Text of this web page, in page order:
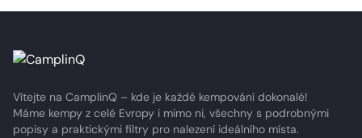
Vítejte na CamplinQ – kde je každé kempování dokonalé!
Máme kempy z celé Evropy i mimo ni, všechny s podrobnými
popisy a praktickými filtry pro nalezení ideálního místa.